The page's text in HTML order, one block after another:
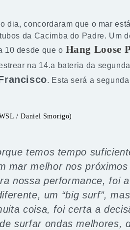
dia, concordaram que o mar
da Cacimba do Padre. Um
10 desde que o Hang Loose
na 14.a bateria da
. Esta será a
/ Daniel Smorigo)
temos tempo
mar melhor nos próximos
nossa performance, foi
um “big surf”,
coisa, foi certa a
surfar ondas melhores,